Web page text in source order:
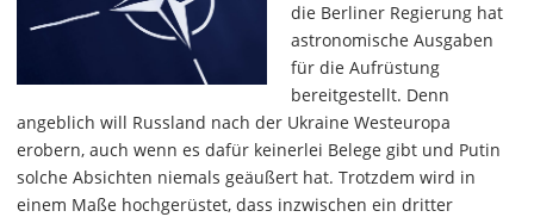
die Berliner Regierung hat
astronomische Ausgaben
für die Aufrüstung
bereitgestellt. Denn
angeblich will Russland nach der Ukraine Westeuropa
erobern, auch wenn es dafür keinerlei Belege gibt und Putin
solche Absichten niemals geäußert hat. Trotzdem wird in
einem Maße hochgerüstet, dass inzwischen ein dritter